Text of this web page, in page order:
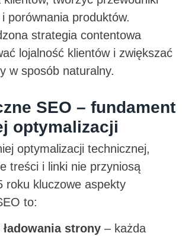
porównania produktów.
strategia contentowa
lojalność klientów i zwiększać
w sposób naturalny.
SEO – fundament
optymalizacji
optymalizacji technicznej,
treści i linki nie przyniosą
roku kluczowe aspekty
to:
strony – każda